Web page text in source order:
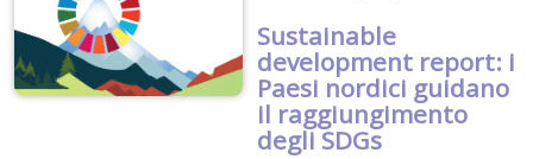
Sustainable
development report: i
Paesi nordici guidano
il raggiungimento
degli SDGs